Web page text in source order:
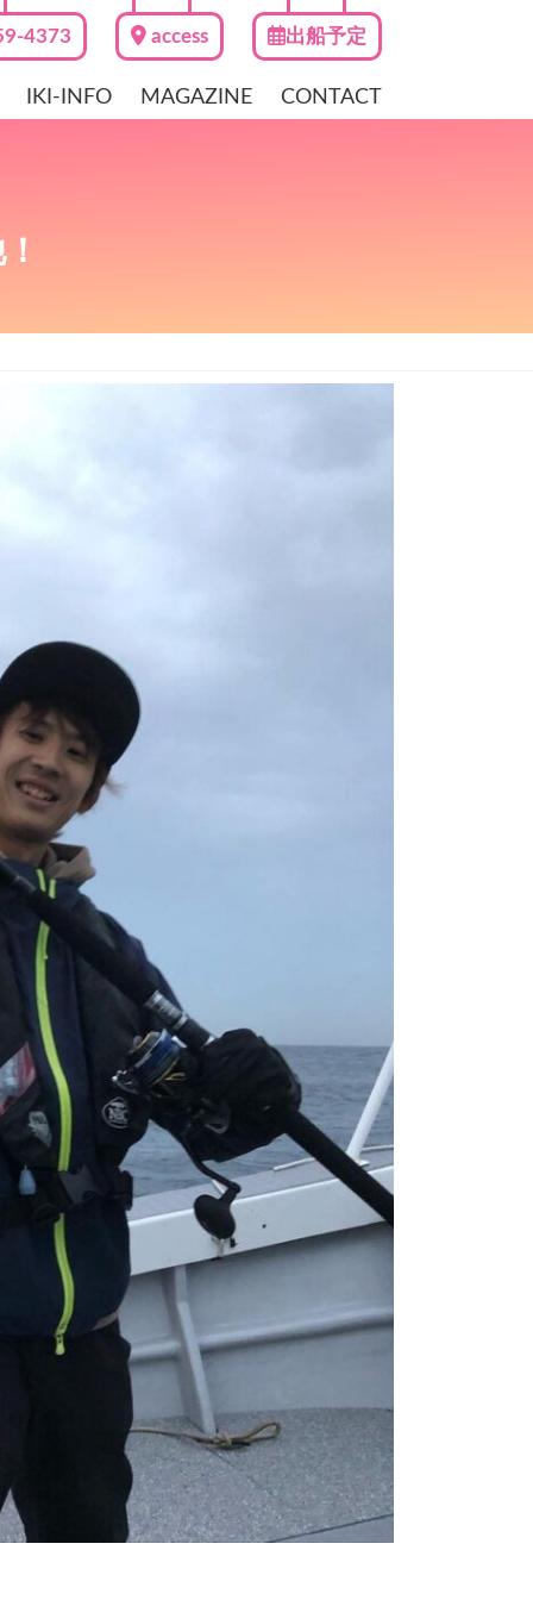
4373 access 出船予定
IKI-INFO MAGAZINE CONTACT